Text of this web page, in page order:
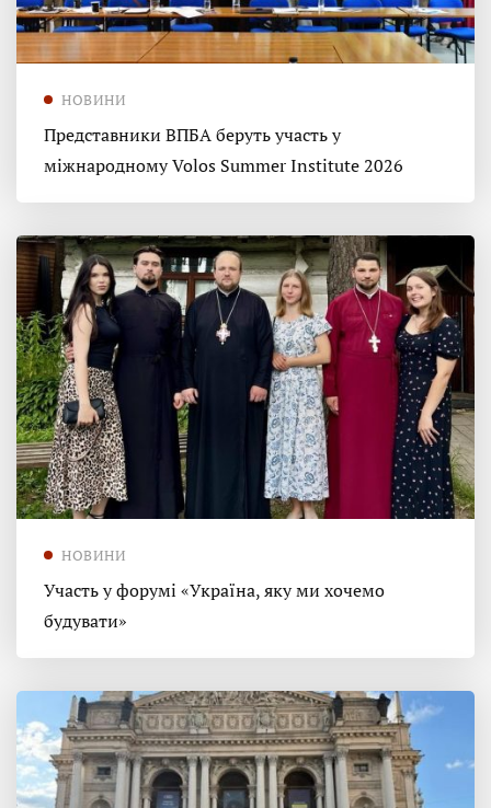
НОВИНИ
Представники ВПБА беруть участь у
міжнародному Volos Summer Institute 2026
НОВИНИ
Участь у форумі «Україна, яку ми хочемо
будувати»